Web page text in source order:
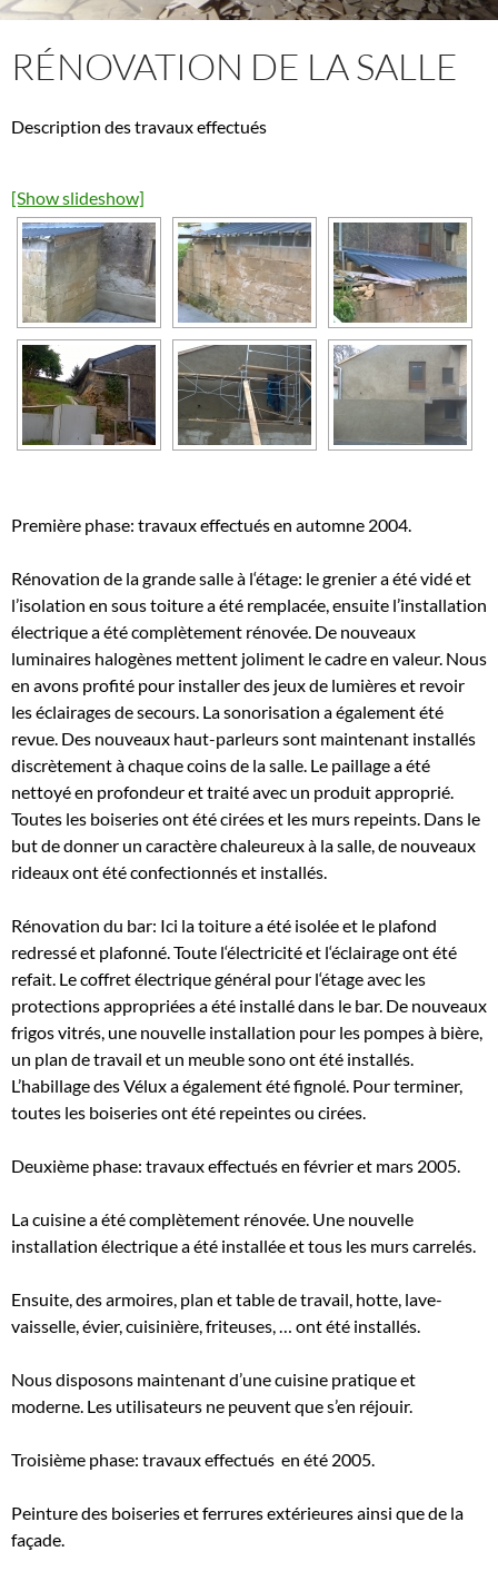
RÉNOVATION DE LA SALLE
Description des travaux effectués
[Show slideshow]
Première phase: travaux effectués en automne 2004.
Rénovation de la grande salle à l‘étage: le grenier a été vidé et
l’isolation en sous toiture a été remplacée, ensuite l’installation
électrique a été complètement rénovée. De nouveaux
luminaires halogènes mettent joliment le cadre en valeur. Nous
en avons profité pour installer des jeux de lumières et revoir
les éclairages de secours. La sonorisation a également été
revue. Des nouveaux haut-parleurs sont maintenant installés
discrètement à chaque coins de la salle. Le paillage a été
nettoyé en profondeur et traité avec un produit approprié.
Toutes les boiseries ont été cirées et les murs repeints. Dans le
but de donner un caractère chaleureux à la salle, de nouveaux
rideaux ont été confectionnés et installés.
Rénovation du bar: Ici la toiture a été isolée et le plafond
redressé et plafonné. Toute l‘électricité et l‘éclairage ont été
refait. Le coffret électrique général pour l‘étage avec les
protections appropriées a été installé dans le bar. De nouveaux
frigos vitrés, une nouvelle installation pour les pompes à bière,
un plan de travail et un meuble sono ont été installés.
L’habillage des Vélux a également été fignolé. Pour terminer,
toutes les boiseries ont été repeintes ou cirées.
Deuxième phase: travaux effectués en février et mars 2005.
La cuisine a été complètement rénovée. Une nouvelle
installation électrique a été installée et tous les murs carrelés.
Ensuite, des armoires, plan et table de travail, hotte, lave-
vaisselle, évier, cuisinière, friteuses, … ont été installés.
Nous disposons maintenant d’une cuisine pratique et
moderne. Les utilisateurs ne peuvent que s’en réjouir.
Troisième phase: travaux effectués en été 2005.
Peinture des boiseries et ferrures extérieures ainsi que de la
façade.